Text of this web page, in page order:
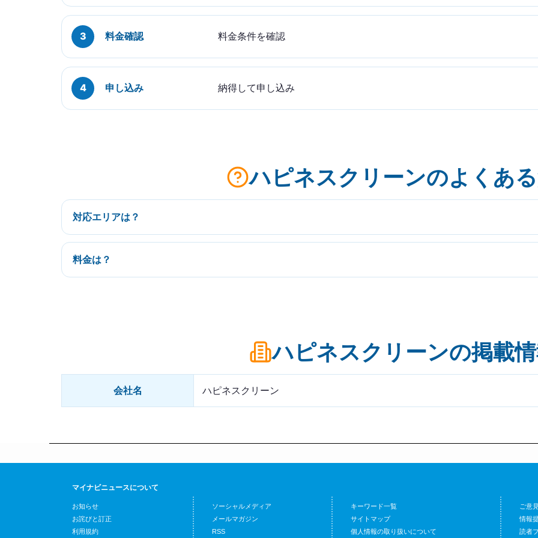
料金確認 料金条件を確認
申し込み 納得して申し込み
ハピネスクリーンのよくあ
対応エリアは？
料金は？
ハピネスクリーンの掲載
会社名 ハピネスクリーン
マイナビニュースについて
お知らせ
お詫びと訂正
利用規約
ソーシャルメディア
メールマガジン
RSS
キーワード一覧
サイトマップ
個人情報の取り扱いについて
ご意
情報
読者